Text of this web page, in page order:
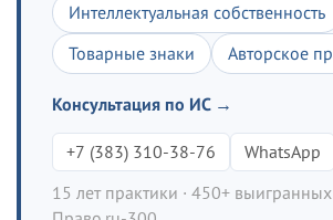
Интеллектуальная собственность
Товарные знаки
Авторское
Консультация по ИС →
+7 (383) 310-38-76 WhatsApp
15 лет практики · 450+ выигранных